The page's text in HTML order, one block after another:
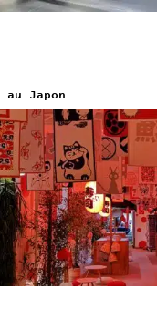
au Japon